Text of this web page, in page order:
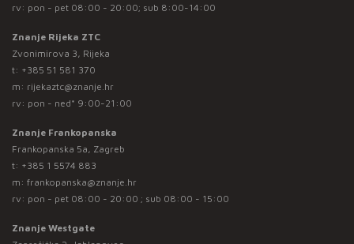
rv: pon - pet 08:00 - 20:00; sub 8:00-14:00
Znanje Rijeka ZTC
Zvonimirova 3, Rijeka
t: +385 51 581 370
m: rijekaztc@znanje.hr
rv: pon - ned* 9:00-21:00
Znanje Frankopanska
Frankopanska 5a, Zagreb
t: +385 1 5574 883
m: frankopanska@znanje.hr
rv: pon - pet 08:00 - 20:00 ; sub 08:00 - 15:00
Znanje Westgate